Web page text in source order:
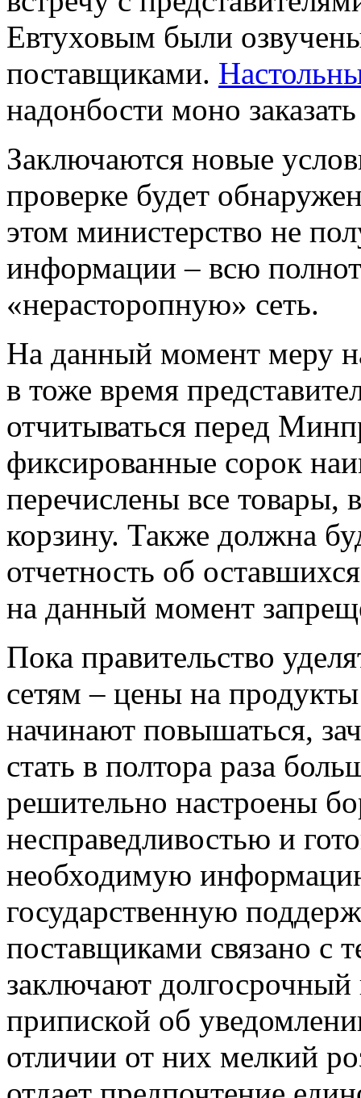
Евтуховым были
поставщиками.
надонбости моно
Заключаются новые
проверке будет
этом министерство не
информации – всю
«нерасторопную» сеть.
На данный момент меру
в тоже время
отчитываться перед
фиксированные сорок
перечислены все товары,
корзину. Также должна
отчетность об
на данный момент
Пока правительство
сетям – цены на
начинают повышаться,
стать в полтора раза
решительно настроены
несправедливостью и
необходимую
государственную
поставщиками связано с
заключают долгосрочный
припиской об
отличии от них мелкий